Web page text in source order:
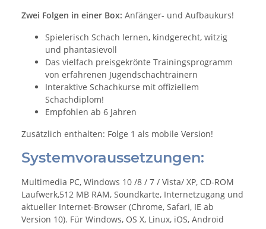
Zwei Folgen in einer Box: Anfänger- und Aufbaukurs!
Spielerisch Schach lernen, kindgerecht, witzig
und phantasievoll
Das vielfach preisgekrönte Trainingsprogramm
von erfahrenen Jugendschachtrainern
Interaktive Schachkurse mit offiziellem
Schachdiplom!
Empfohlen ab 6 Jahren
Zusätzlich enthalten: Folge 1 als mobile Version!
Systemvoraussetzungen:
Multimedia PC, Windows 10 /8 / 7 / Vista/ XP, CD-ROM
Laufwerk,512 MB RAM, Soundkarte, Internetzugang und
aktueller Internet-Browser (Chrome, Safari, IE ab
Version 10). Für Windows, OS X, Linux, iOS, Android